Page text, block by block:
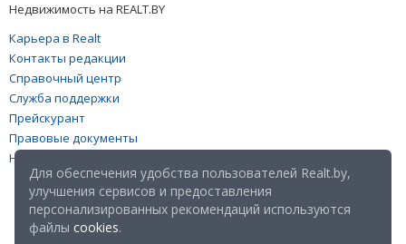
Недвижимость на REALT.BY
Карьера в Realt
Контакты редакции
Справочный центр
Служба поддержки
Прейскурант
Правовые документы
Настройка файлов cookies
Для обеспечения удобства пользователей Realt.by,
улучшения сервисов и предоставления
персонализированных рекомендаций используются
файлы cookies.